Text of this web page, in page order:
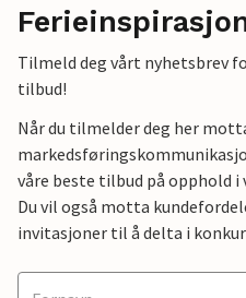
Tilmeld deg vårt nyhetsbrev
tilbud!
Når du tilmelder deg her
våre beste tilbud på opphold
Du vil også motta
invitasjoner til å delta i